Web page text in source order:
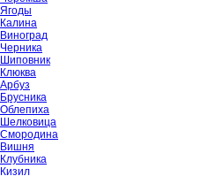
Ягоды
Калина
Виноград
Черника
Шиповник
Клюква
Арбуз
Брусника
Облепиха
Шелковица
Смородина
Вишня
Клубника
Кизил